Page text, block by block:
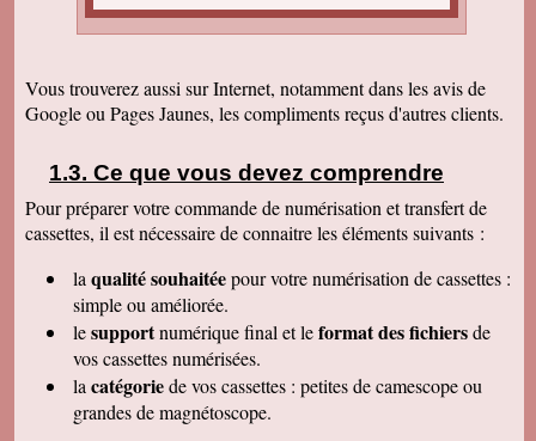
projets de commande, alors, sûrement à bientôt
! Cordialement
d'image est parfaite. Merci beaucoup
Nadine H
Bonjour, on a bien reçu le colis on vous
remercie beaucoup bonne journée
Christian R
Encore une belle expérience, comme la
première fois nous sommes ravis. Merci de
pouvoir nous faire revivre le passé Travail
raffiné, effectué consciencieusement , avec en
plus des délais et prix tout à fait corrects
À recommander sans hésitation
Les Alesiens
Vous trouverez aussi sur Internet, notamment dans les avis de
Google ou Pages Jaunes, les compliments reçus d'autres clients.
Ce que vous devez comprendre
Pour préparer votre commande de numérisation et transfert de
cassettes, il est nécessaire de connaitre les éléments suivants :
la qualité souhaitéepour votre numérisation de cassettes :
simple ou améliorée.
lesupportnumérique final et leformat des fichiersde
vos cassettes numérisées.
la catégoriede vos cassettes : petites de camescope ou
grandes de magnétoscope.